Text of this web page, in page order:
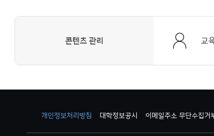
콘텐츠 관리 교
개인정보처리방침 대학정보공시 이메일주소 무단수집거